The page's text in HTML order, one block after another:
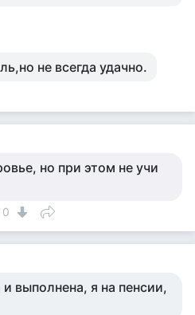
не всегда удачно.
но при этом не учи
0
выполнена, я на пенсии,